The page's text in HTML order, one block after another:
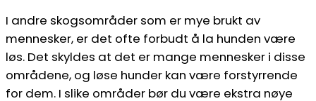
I andre skogsområder som er mye brukt av
mennesker, er det ofte forbudt å la hunden være
løs. Det skyldes at det er mange mennesker i disse
områdene, og løse hunder kan være forstyrrende
for dem. I slike områder bør du være ekstra nøye